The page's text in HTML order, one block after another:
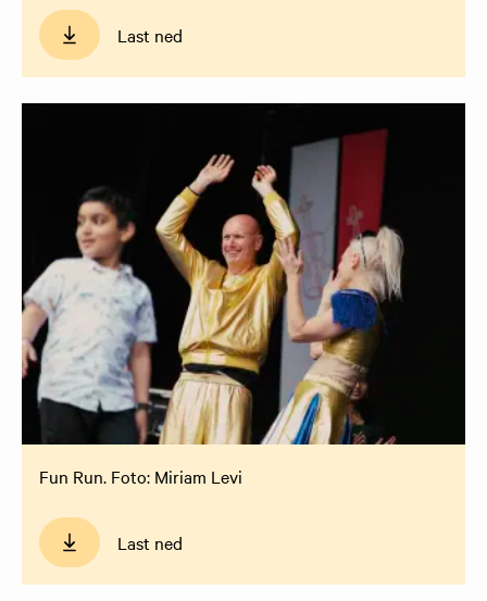
Last ned
Fun Run. Foto: Miriam Levi
Last ned